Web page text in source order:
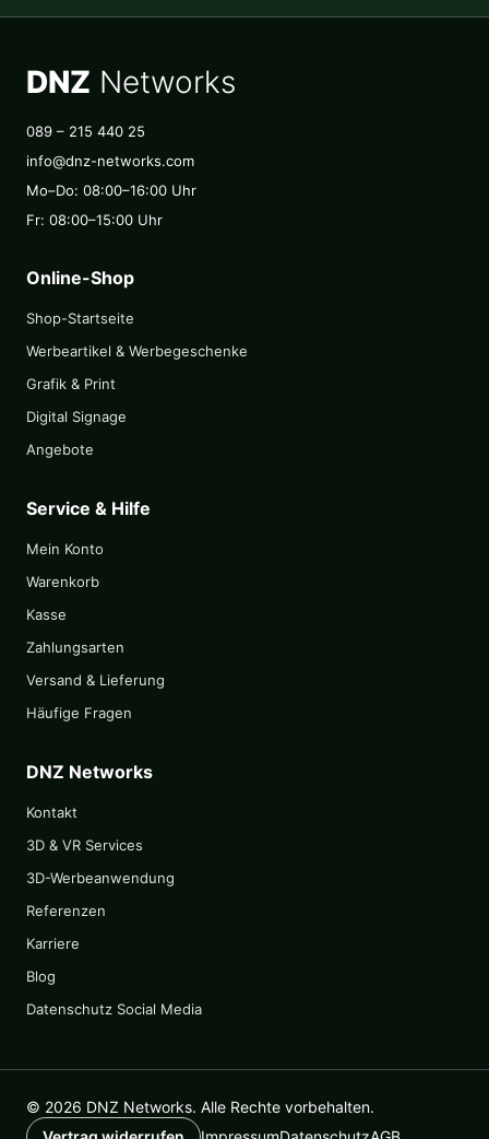
DNZ Networks
089 – 215 440 25
info@dnz-networks.com
Mo–Do: 08:00–16:00 Uhr
Fr: 08:00–15:00 Uhr
Online-Shop
Shop-Startseite
Werbeartikel & Werbegeschenke
Grafik & Print
Digital Signage
Angebote
Service & Hilfe
Mein Konto
Warenkorb
Kasse
Zahlungsarten
Versand & Lieferung
Häufige Fragen
DNZ Networks
Kontakt
3D & VR Services
3D-Werbeanwendung
Referenzen
Karriere
Blog
Datenschutz Social Media
© 2026 DNZ Networks. Alle Rechte vorbehalten.